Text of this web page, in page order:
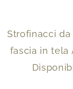
Strofinacci
fascia in tela